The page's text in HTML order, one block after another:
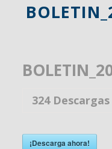
324Descargas
¡Descarga ahora!